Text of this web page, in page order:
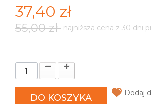
37,40 zł
55,00 zł najniższa cena z 30 dni
DO KOSZYKA Dodaj